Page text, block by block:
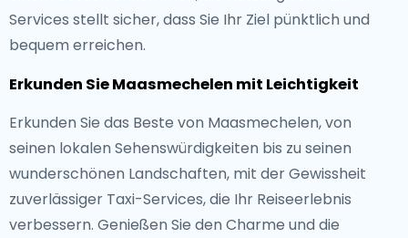
Services stellt sicher, dass Sie Ihr Ziel pünktlich und
bequem erreichen.
Erkunden Sie Maasmechelen mit Leichtigkeit
Erkunden Sie das Beste von Maasmechelen, von
seinen lokalen Sehenswürdigkeiten bis zu seinen
wunderschönen Landschaften, mit der Gewissheit
zuverlässiger Taxi-Services, die Ihr Reiseerlebnis
verbessern. Genießen Sie den Charme und die